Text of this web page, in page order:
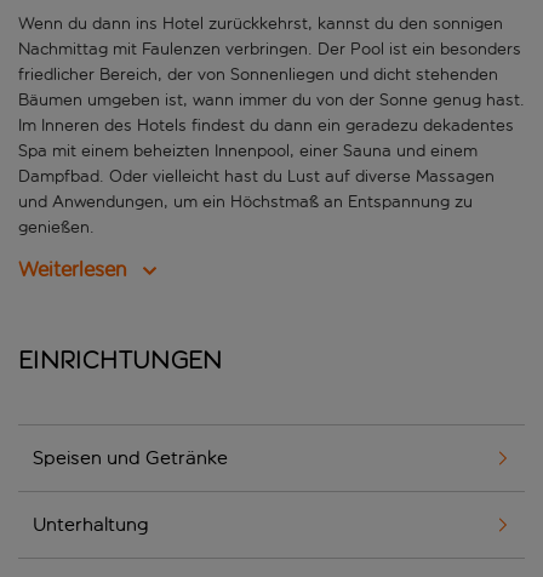
Wenn du dann ins Hotel zurückkehrst, kannst du den sonnigen
Nachmittag mit Faulenzen verbringen. Der Pool ist ein besonders
friedlicher Bereich, der von Sonnenliegen und dicht stehenden
Bäumen umgeben ist, wann immer du von der Sonne genug hast.
Im Inneren des Hotels findest du dann ein geradezu dekadentes
Spa mit einem beheizten Innenpool, einer Sauna und einem
Dampfbad. Oder vielleicht hast du Lust auf diverse Massagen
und Anwendungen, um ein Höchstmaß an Entspannung zu
genießen.
Weiterlesen
Einrichtungen
Speisen und Getränke
Unterhaltung